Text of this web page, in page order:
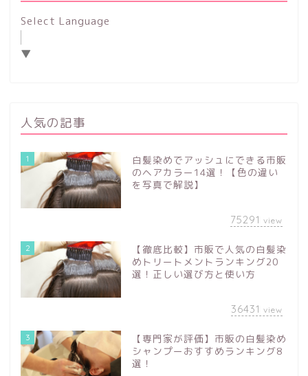
Select Language
▼
人気の記事
1
白髪染めでアッシュにできる市販
のヘアカラー14選！【色の違い
を写真で解説】
75291 view
2
【徹底比較】市販で人気の白髪染
めトリートメントランキング20
選！正しい選び方と使い方
36431 view
3
【専門家が評価】市販の白髪染め
シャンプーおすすめランキング8
選！